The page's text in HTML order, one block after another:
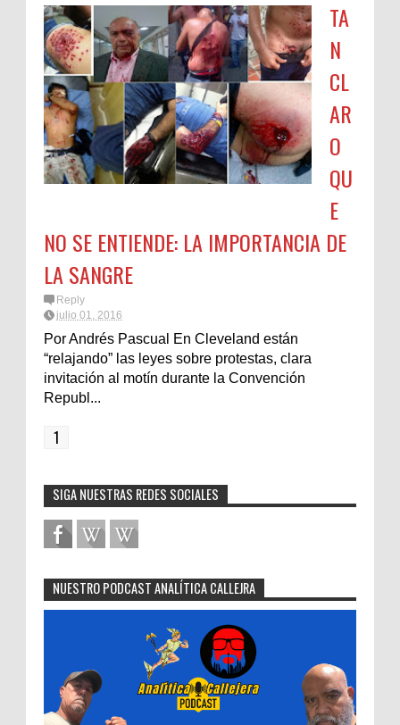
TA
N
CL
AR
O
QU
E
NO SE ENTIENDE: LA IMPORTANCIA DE
LA SANGRE
Reply
julio 01, 2016
Por Andrés Pascual En Cleveland están
“relajando” las leyes sobre protestas, clara
invitación al motín durante la Convención
Republ...
1
SIGA NUESTRAS REDES SOCIALES
NUESTRO PODCAST ANALÍTICA CALLEJRA